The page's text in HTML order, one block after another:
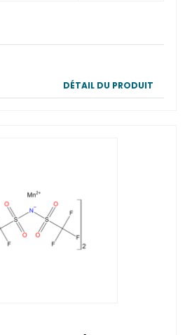
DÉTAIL DU PRODUIT